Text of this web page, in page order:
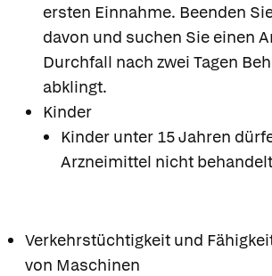
ersten Einnahme. Beenden
davon und suchen Sie einen
Durchfall nach zwei Tagen
abklingt.
Kinder
Kinder unter 15 Jahren
Arzneimittel nicht
Verkehrstüchtigkeit und
von Maschinen